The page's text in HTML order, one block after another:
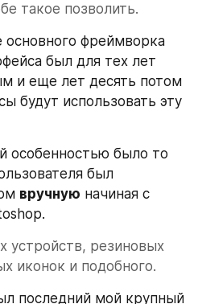
такое позволить.
основного фреймворка
был для тех лет
и еще лет десять потом
будут использовать эту
особенностью было то
был
вручную начиная с
устройств, резиновых
иконок и подобного.
последний мой крупный